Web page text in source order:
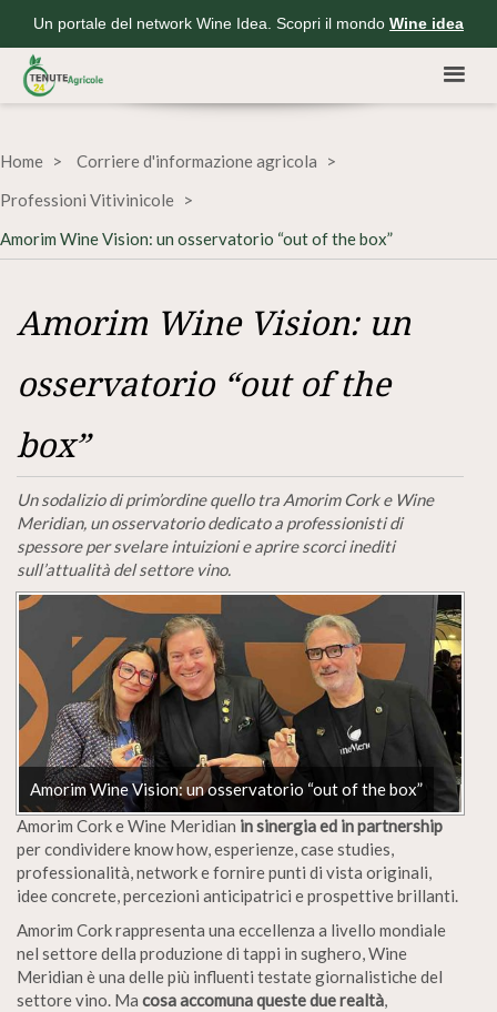
Un portale del network Wine Idea. Scopri il mondo Wine idea
Home
Corriere d'informazione agricola
Professioni Vitivinicole
Amorim Wine Vision: un osservatorio “out of the box”
Amorim Wine Vision: un
osservatorio “out of the
box”
Un sodalizio di prim’ordine quello tra Amorim Cork e Wine
Meridian, un osservatorio dedicato a professionisti di
spessore per svelare intuizioni e aprire scorci inediti
sull’attualità del settore vino.
Amorim Wine Vision: un osservatorio “out of the box”
Amorim Cork e Wine Meridian in sinergia ed in partnership
per condividere know how, esperienze, case studies,
professionalità, network e fornire punti di vista originali,
idee concrete, percezioni anticipatrici e prospettive brillanti.
Amorim Cork rappresenta una eccellenza a livello mondiale
nel settore della produzione di tappi in sughero, Wine
Meridian è una delle più influenti testate giornalistiche del
settore vino. Ma cosa accomuna queste due realtà,